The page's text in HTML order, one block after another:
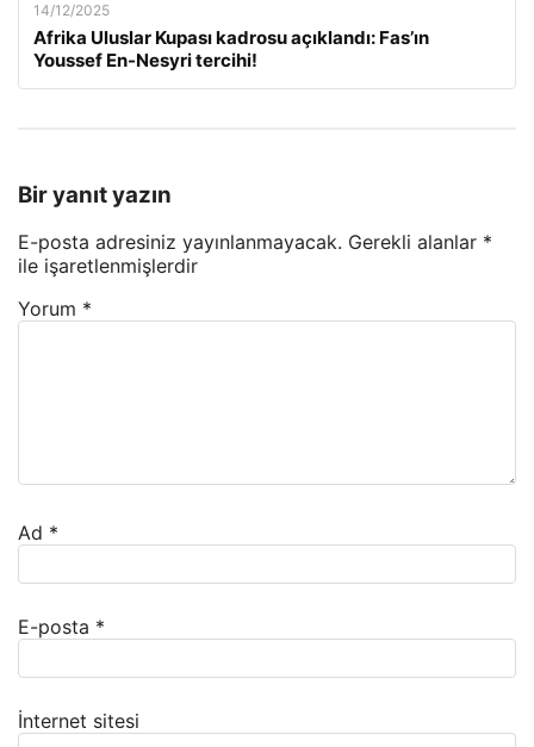
14/12/2025
Afrika Uluslar Kupası kadrosu açıklandı: Fas’ın
Youssef En-Nesyri tercihi!
Bir yanıt yazın
E-posta adresiniz yayınlanmayacak. Gerekli alanlar *
ile işaretlenmişlerdir
Yorum *
Ad *
E-posta *
İnternet sitesi